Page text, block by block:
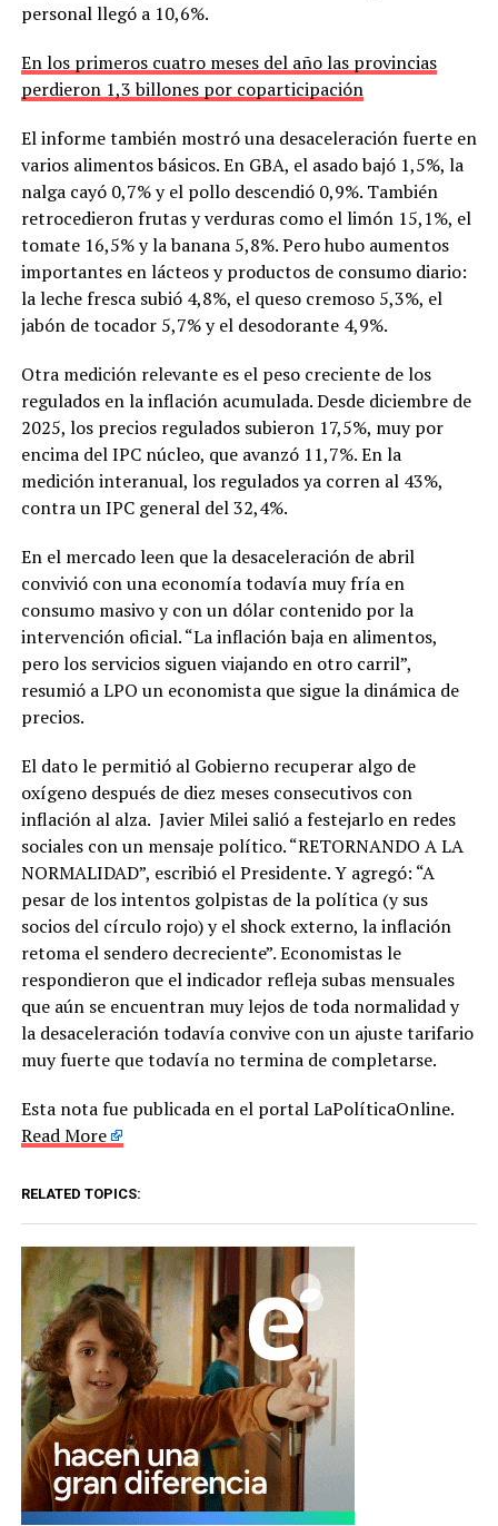
personal llegó a 10,6%.
En los primeros cuatro meses del año las provincias
perdieron 1,3 billones por coparticipación
El informe también mostró una desaceleración fuerte en
varios alimentos básicos. En GBA, el asado bajó 1,5%, la
nalga cayó 0,7% y el pollo descendió 0,9%. También
retrocedieron frutas y verduras como el limón 15,1%, el
tomate 16,5% y la banana 5,8%. Pero hubo aumentos
importantes en lácteos y productos de consumo diario:
la leche fresca subió 4,8%, el queso cremoso 5,3%, el
jabón de tocador 5,7% y el desodorante 4,9%.
Otra medición relevante es el peso creciente de los
regulados en la inflación acumulada. Desde diciembre de
2025, los precios regulados subieron 17,5%, muy por
encima del IPC núcleo, que avanzó 11,7%. En la
medición interanual, los regulados ya corren al 43%,
contra un IPC general del 32,4%.
En el mercado leen que la desaceleración de abril
convivió con una economía todavía muy fría en
consumo masivo y con un dólar contenido por la
intervención oficial. “La inflación baja en alimentos,
pero los servicios siguen viajando en otro carril”,
resumió a LPO un economista que sigue la dinámica de
precios.
El dato le permitió al Gobierno recuperar algo de
oxígeno después de diez meses consecutivos con
inflación al alza. Javier Milei salió a festejarlo en redes
sociales con un mensaje político. “RETORNANDO A LA
NORMALIDAD”, escribió el Presidente. Y agregó: “A
pesar de los intentos golpistas de la política (y sus
socios del círculo rojo) y el shock externo, la inflación
retoma el sendero decreciente”. Economistas le
respondieron que el indicador refleja subas mensuales
que aún se encuentran muy lejos de toda normalidad y
la desaceleración todavía convive con un ajuste tarifario
muy fuerte que todavía no termina de completarse.
Esta nota fue publicada en el portal LaPolíticaOnline.
Read More
RELATED TOPICS: